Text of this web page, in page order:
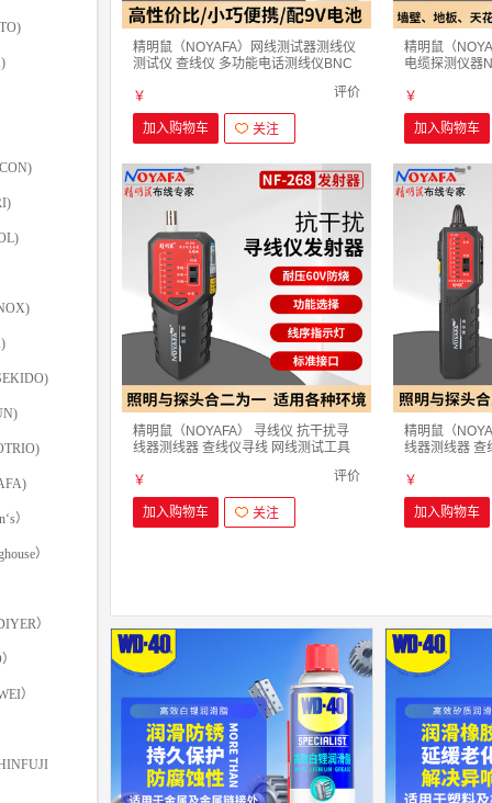
）
）
）
）
精明鼠（NOYAFA）网线测试器测线仪
测试仪 查线仪 多功能电话测线仪BNC
￥
评价
加入购物车 关注
精明鼠（
电缆探测仪器
￥
加入购物车
精明鼠（NOYAFA） 寻线仪 抗干扰寻
线器测线器 查线仪寻线 网线测试工具
￥
评价
加入购物车 关注
精明鼠（
线器测线器 查
￥
加入购物车